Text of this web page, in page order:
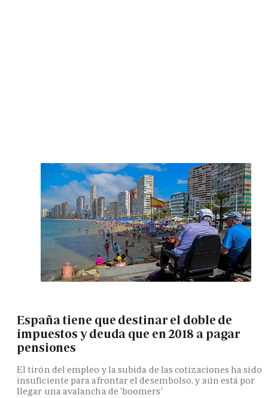
España tiene que destinar el doble de
impuestos y deuda que en 2018 a pagar
pensiones
El tirón del empleo y la subida de las cotizaciones ha sido
insuficiente para afrontar el desembolso, y aún está por
llegar una avalancha de 'boomers'